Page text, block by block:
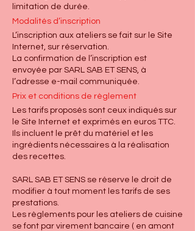
limitation de durée.
Modalités d’inscription
L’inscription aux ateliers se fait sur le Site
Internet, sur réservation.
La confirmation de l’inscription est
envoyée par SARL SAB ET SENS, à
l’adresse e-mail communiquée.
Prix et conditions de règlement
Les tarifs proposés sont ceux indiqués sur
le Site Internet et exprimés en euros TTC.
Ils incluent le prêt du matériel et les
ingrédients nécessaires à la réalisation
des recettes.
SARL SAB ET SENS se réserve le droit de
modifier à tout moment les tarifs de ses
prestations.
Les règlements pour les ateliers de cuisine
se font par virement bancaire ( en amont